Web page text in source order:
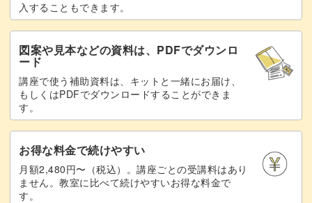
入することもできます。
図案や見本などの資料は、PDFでダウンロ
ード
講座で使う補助資料は、キットと一緒にお届け、
もしくはPDFでダウンロードすることができま
す。
お得な料金で続けやすい
月額2,480円〜（税込）。講座ごとの受講料はあり
ません。教室に比べて続けやすいお得な料金で
す。